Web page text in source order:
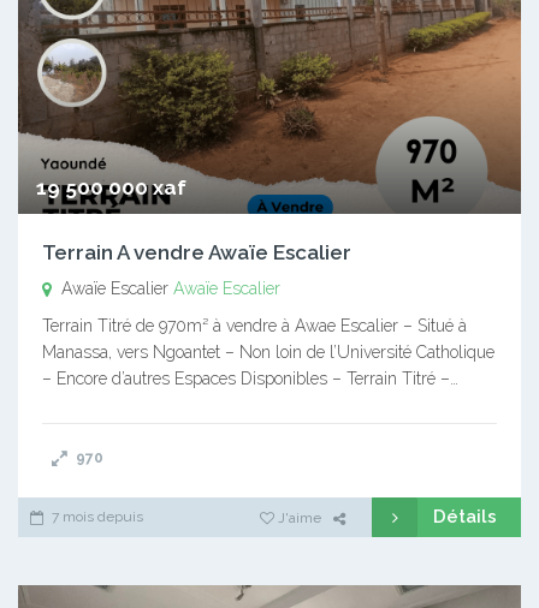
19 500 000 xaf
Terrain A vendre Awaïe Escalier
Awaïe Escalier Awaïe Escalier
Terrain Titré de 970m² à vendre à Awae Escalier – Situé à
Manassa, vers Ngoantet – Non loin de l’Université Catholique
– Encore d’autres Espaces Disponibles – Terrain Titré –…
970
7 mois depuis J'aime Détails